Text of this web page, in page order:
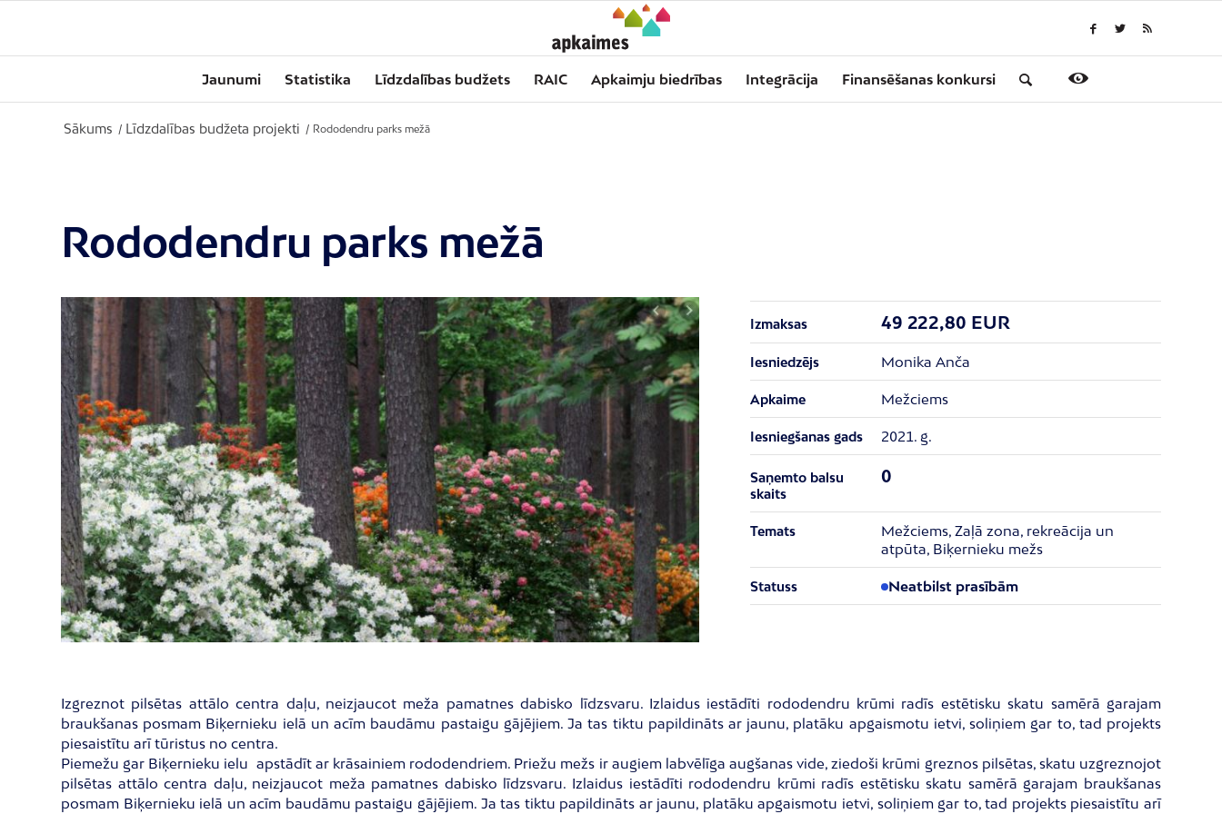
Jaunumi Statistika Līdzdalības budžets RAIC Apkaimju biedrības Integrācija Finansēšanas konkursi
Sākums / Līdzdalības budžeta projekti / Rododendru parks mežā
Rododendru parks mežā
Izmaksas 49 222,80 EUR
Iesniedzējs Monika Anča
Apkaime Mežciems
Iesniegšanas gads 2021. g.
Saņemto balsu
skaits
0
Temats
Mežciems, Zaļā zona, rekreācija un
atpūta, Biķernieku mežs
Statuss Neatbilst prasībām
Izgreznot pilsētas attālo centra daļu, neizjaucot meža pamatnes dabisko līdzsvaru. Izlaidus iestādīti rododendru krūmi radīs estētisku skatu samērā garajam
braukšanas posmam Biķernieku ielā un acīm baudāmu pastaigu gājējiem. Ja tas tiktu papildināts ar jaunu, platāku apgaismotu ietvi, soliņiem gar to, tad projekts
piesaistītu arī tūristus no centra.
Piemežu gar Biķernieku ielu apstādīt ar krāsainiem rododendriem. Priežu mežs ir augiem labvēlīga augšanas vide, ziedoši krūmi greznos pilsētas, skatu uzgreznojot
pilsētas attālo centra daļu, neizjaucot meža pamatnes dabisko līdzsvaru. Izlaidus iestādīti rododendru krūmi radīs estētisku skatu samērā garajam braukšanas
posmam Biķernieku ielā un acīm baudāmu pastaigu gājējiem. Ja tas tiktu papildināts ar jaunu, platāku apgaismotu ietvi, soliņiem gar to, tad projekts piesaistītu arī